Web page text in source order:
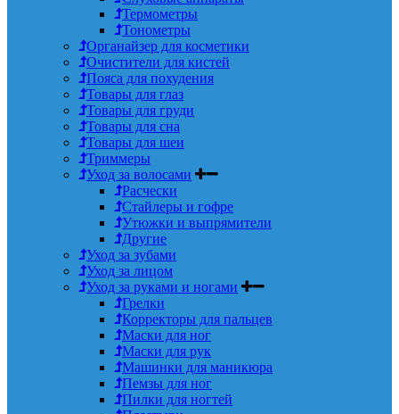
Термометры
Тонометры
Органайзер для косметики
Очистители для кистей
Пояса для похудения
Товары для глаз
Товары для груди
Товары для сна
Товары для шеи
Триммеры
Уход за волосами
Расчески
Стайлеры и гофре
Утюжки и выпрямители
Другие
Уход за зубами
Уход за лицом
Уход за руками и ногами
Грелки
Корректоры для пальцев
Маски для ног
Маски для рук
Машинки для маникюра
Пемзы для ног
Пилки для ногтей